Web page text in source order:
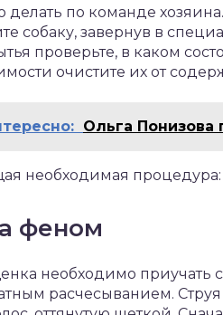
делать по команде
собаку, завернув в
проверьте, в каком
очистите их от
Ольга
необходимая процедура:
феном
необходимо приучать
расчесыванием.